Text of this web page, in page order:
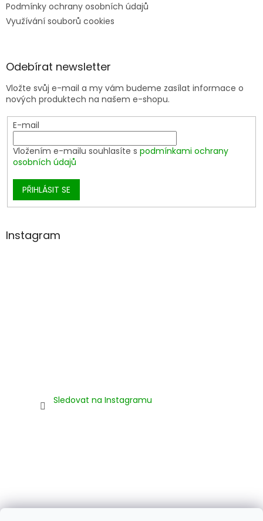
Podmínky ochrany osobních údajů
Využívání souborů cookies
Odebírat newsletter
Vložte svůj e-mail a my vám budeme zasílat informace o
nových produktech na našem e-shopu.
E-mail
Vložením e-mailu souhlasíte s podmínkami ochrany
osobních údajů
PŘIHLÁSIT SE
Instagram
Sledovat na Instagramu